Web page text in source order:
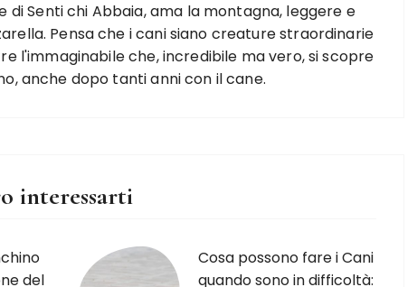
di Senti chi Abbaia, ama la montagna, leggere e
Pensa che i cani siano creature straordinarie
l'immaginabile che, incredibile ma vero, si scopre
anche dopo tanti anni con il cane.
interessarti
del
Cosa possono fare i Cani
quando sono in difficoltà: